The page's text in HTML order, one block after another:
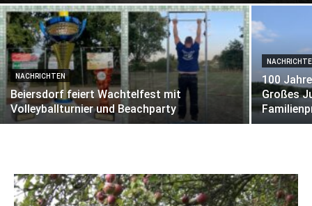
NACHRICHTEN
Beiersdorf feiert Wachtelfest mit
Volleyballturnier und Beachparty
100
Großes